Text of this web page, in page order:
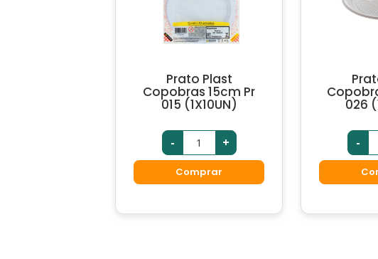
Prato Plast
Copobras 15cm Pr
015 (1X10UN)
- +
Comprar
026
-